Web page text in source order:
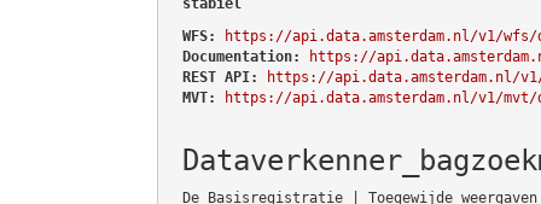
WFS:
https://api.data.amsterdam.nl/v1/wfs/
Documentation:
https://
REST API:
https://api.data.amsterdam.nl/
MVT:
https://api.data.amsterdam.nl/v1/mvt/
De Basisregistratie | Toegewijde